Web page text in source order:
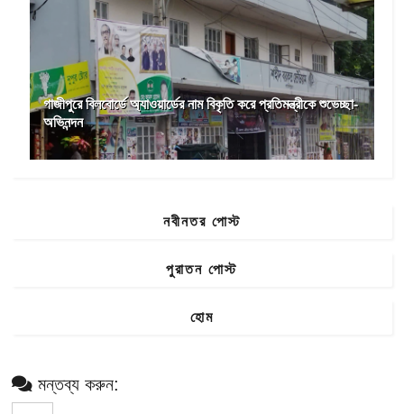
গাজীপুরে বিলবোর্ডে অ্যাওয়ার্ডের নাম বিকৃতি করে প্রতিমন্ত্রীকে শুভেচ্ছা-
অভিনন্দন
নবীনতর পোস্ট
পুরাতন পোস্ট
হোম
মন্তব্য করুন: